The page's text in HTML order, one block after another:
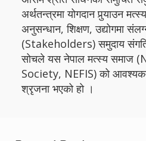
अर्थतन्त्रमा योगदान पुर्‍याउन
अनुसन्धान, शिक्षण, उद्योगमा
(Stakeholders) समुदाय
सोचले यस नेपाल मत्स्य समाज
Society, NEFIS) को
श्रृजना भएको हो ।